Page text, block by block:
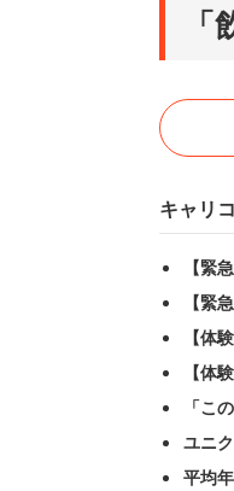
キャリ
【緊
【緊
【体
【体
「こ
ユニ
平均